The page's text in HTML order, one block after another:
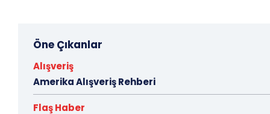
Öne Çıkanlar
Alışveriş
Amerika Alışveriş Rehberi
Flaş Haber